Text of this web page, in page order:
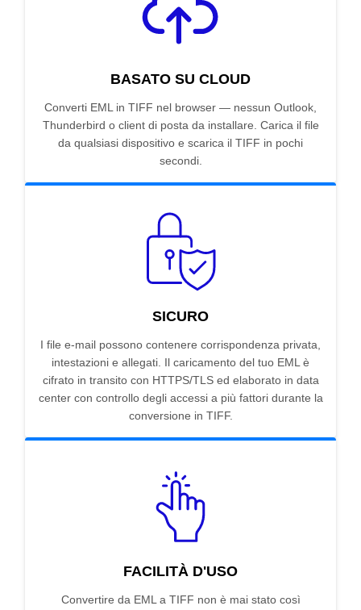
BASATO SU CLOUD
Converti EML in TIFF nel browser — nessun Outlook,
Thunderbird o client di posta da installare. Carica il file
da qualsiasi dispositivo e scarica il TIFF in pochi
secondi.
SICURO
I file e-mail possono contenere corrispondenza privata,
intestazioni e allegati. Il caricamento del tuo EML è
cifrato in transito con HTTPS/TLS ed elaborato in data
center con controllo degli accessi a più fattori durante la
conversione in TIFF.
FACILITÀ D'USO
Convertire da EML a TIFF non è mai stato così